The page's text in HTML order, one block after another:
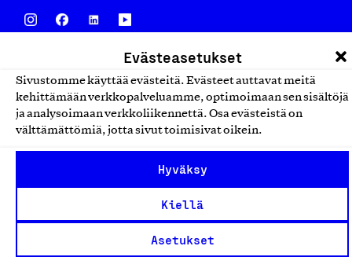
Evästeasetukset
Sivustomme käyttää evästeitä. Evästeet auttavat meitä
kehittämään verkkopalveluamme, optimoimaan sen sisältöjä
ja analysoimaan verkkoliikennettä. Osa evästeistä on
välttämättömiä, jotta sivut toimisivat oikein.
Hyväksy
Kiellä
Asetukset
Yhteiskunnallinen Yritys -merkki